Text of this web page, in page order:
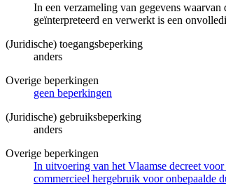
In een verzameling van gegevens
geïnterpreteerd en verwerkt is een
(Juridische) toegangsbeperking
anders
Overige beperkingen
geen beperkingen
(Juridische) gebruiksbeperking
anders
Overige beperkingen
In uitvoering van het Vlaamse decreet
commercieel hergebruik voor onbepaalde